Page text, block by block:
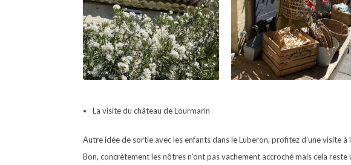
La visite du château de Lourmarin
Autre idée de sortie avec les enfants dans le Luberon, profitez d’une visite à
Bon, concrètement les nôtres n’ont pas vachement accroché mais cela